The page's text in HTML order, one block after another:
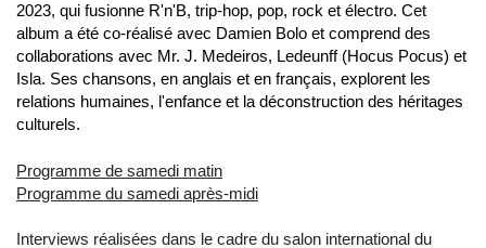
2023, qui fusionne R'n'B, trip-hop, pop, rock et électro. Cet
album a été co-réalisé avec Damien Bolo et comprend des
collaborations avec Mr. J. Medeiros, Ledeunff (Hocus Pocus) et
Isla. Ses chansons, en anglais et en français, explorent les
relations humaines, l'enfance et la déconstruction des héritages
culturels.
Programme de samedi matin
Programme du samedi après-midi
Interviews réalisées dans le cadre du salon international du